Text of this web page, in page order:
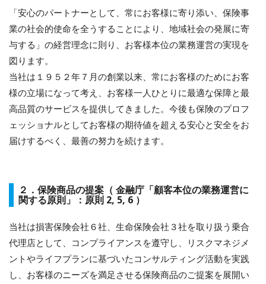
「安心のパートナーとして、常にお客様に寄り添い、保険事
業の社会的使命を全うすることにより、地域社会の発展に寄
与する」の経営理念に則り、お客様本位の業務運営の実現を
図ります。
当社は１９５２年７月の創業以来、常にお客様のためにお客
様の立場になって考え、お客様一人ひとりに最適な保障と最
高品質のサービスを提供してきました。今後も保険のプロフ
ェッショナルとしてお客様の期待値を超える安心と安全をお
届けするべく、最善の努力を続けます。
２．保険商品の提案（ 金融庁「顧客本位の業務運営に
関する原則」：原則 2, 5, 6 ）
当社は損害保険会社６社、生命保険会社３社を取り扱う乗合
代理店として、コンプライアンスを遵守し、リスクマネジメ
ントやライフプランに基づいたコンサルティング活動を実践
し、お客様のニーズを満足させる保険商品のご提案を展開い